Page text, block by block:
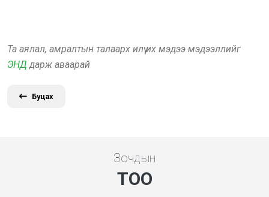
Та аялал, амралтын талаарх илүү их мэдээ мэдээллийг
ЭНД дарж аваарай
Буцах
Зочдын
ТОО